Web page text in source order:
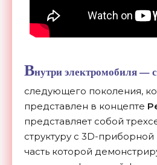
Внутри электромобиля —
следующего поколения,
представлен в концепте
представляет собой
структуру с 3D-
часть которой